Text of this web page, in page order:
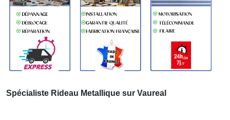
Spécialiste Rideau Metallique sur Vaureal